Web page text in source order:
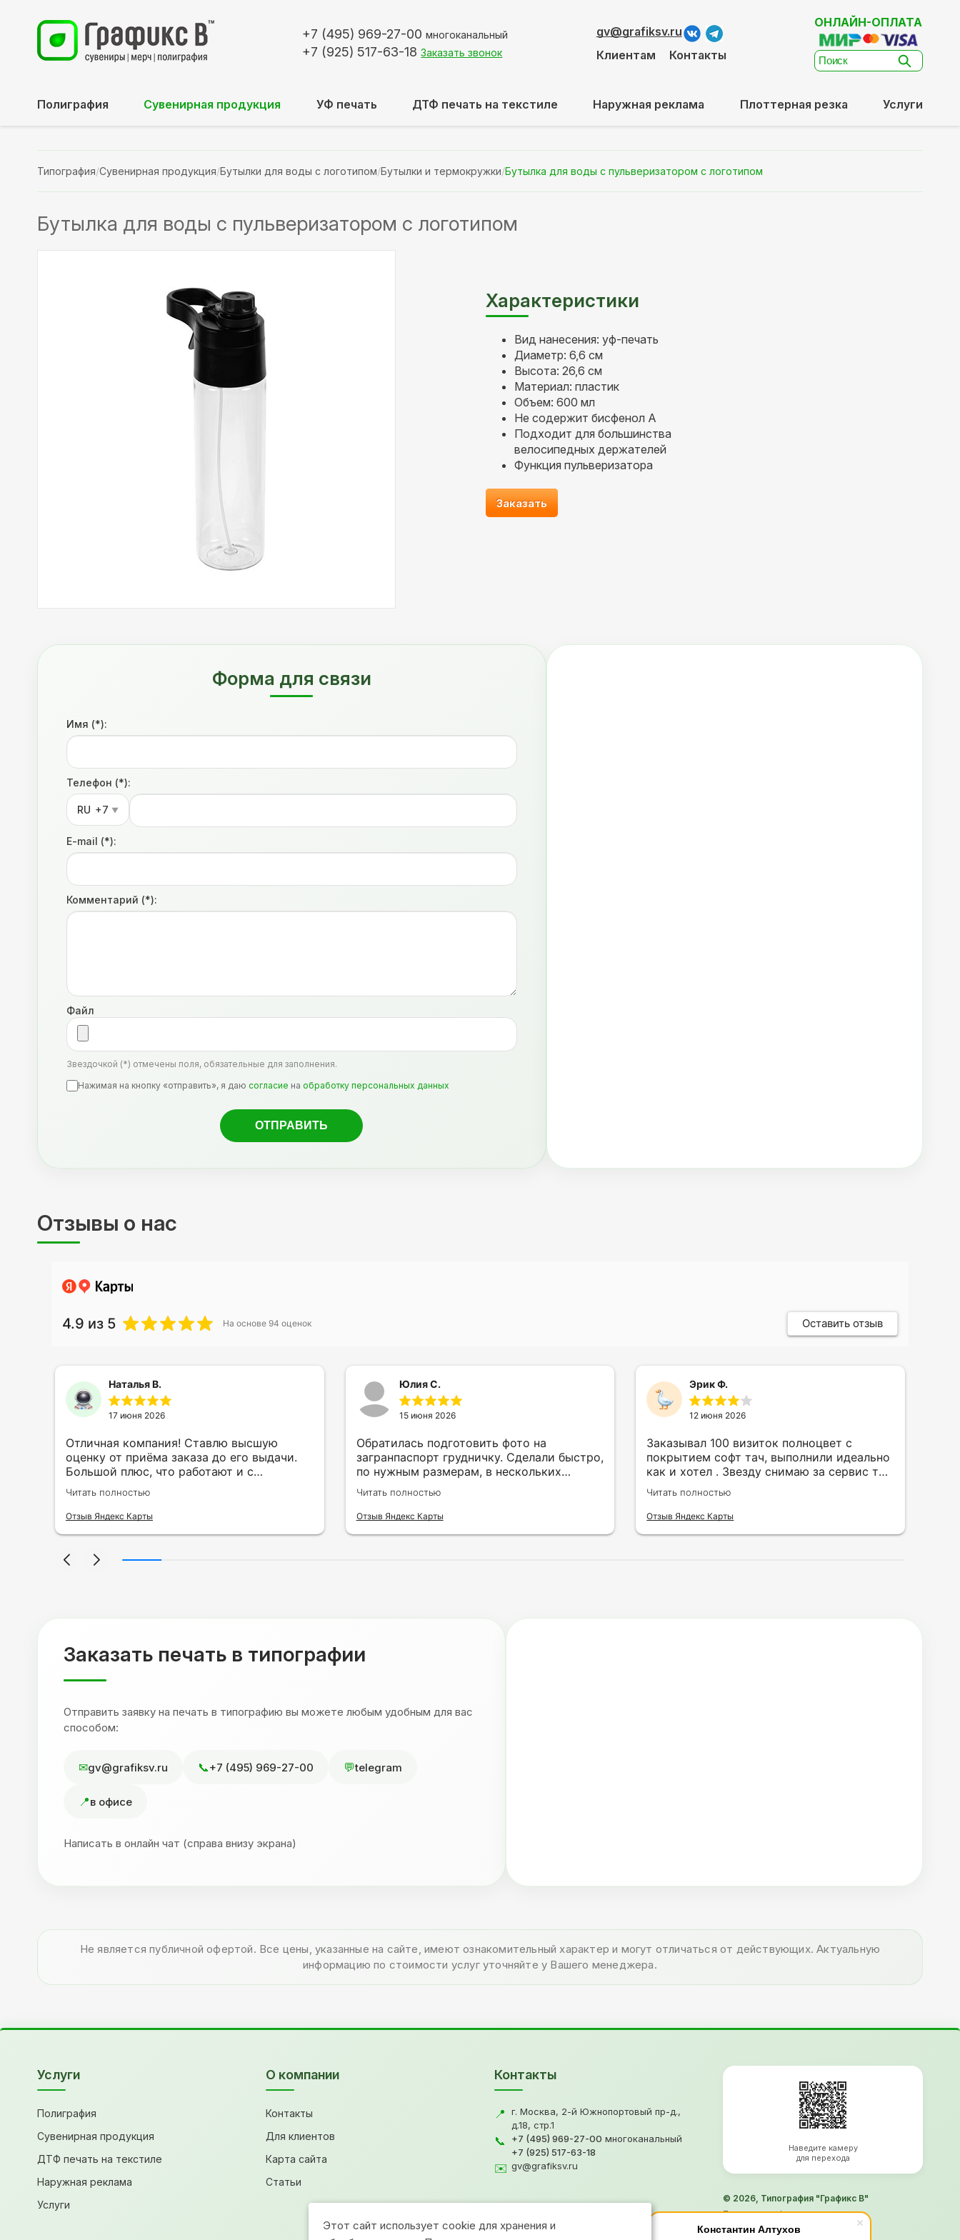
Константин Алтухов
+7 (495) 969-27-00 многоканальный
+7 (925) 517-63-18 Заказать звонок
gv@grafiksv.ru
Клиентам
Контакты
ОНЛАЙН-ОПЛАТА
Полиграфия Сувенирная продукция УФ печать ДТФ печать на текстиле Наружная реклама Плоттерная резка Услуги
Типография/Сувенирная продукция/Бутылки для воды с логотипом/Бутылки и термокружки/Бутылка для воды с пульверизатором с логотипом
Бутылка для воды с пульверизатором с логотипом
Характеристики
Вид нанесения: уф-печать
Диаметр: 6,6 см
Высота: 26,6 см
Материал: пластик
Объем: 600 мл
Не содержит бисфенол А
Подходит для большинства
велосипедных держателей
Функция пульверизатора
Заказать
Форма для связи
Имя (*):
Телефон (*):
RU +7 ▼
E-mail (*):
Комментарий (*):
Файл
Звездочкой (*) отмечены поля, обязательные для заполнения.
Нажимая на кнопку «отправить», я даю согласие на обработку персональных данных
Отзывы о нас
4.9 из 5 На основе 94 оценок Оставить отзыв
Наталья В.
17 июня 2026
Отличная компания! Ставлю высшую
оценку от приёма заказа до его выдачи.
Большой плюс, что работают и с
индивидуальными заказами. Нелбходимо
было нанести принт на кружку в подарок.
Заказ был исполнен оперативно и ооочень
спасибо Евгении за терпеливость,
Читать полностью
Отзыв Яндекс Карты
Юлия С.
15 июня 2026
Обратилась подготовить фото на
загранпаспорт грудничку. Сделали быстро,
по нужным размерам, в нескольких
вариантах и цветах.
Читать полностью
Отзыв Яндекс Карты
Эрик Ф.
12 июня 2026
Заказывал 100 визиток полноцвет с
покрытием софт тач, выполнили идеально
как и хотел . Звезду снимаю за сервис так
как в первый день приехал за 30 мин до
закрытия а на месте никого не было.
Читать полностью
Отзыв Яндекс Карты
Заказать печать в типографии
Отправить заявку на печать в типографию вы можете любым удобным для вас
способом:
gv@grafiksv.ru +7 (495) 969-27-00 telegram
в офисе
Написать в онлайн чат (справа внизу экрана)
Не является публичной офертой. Все цены, указанные на сайте, имеют ознакомительный характер и могут отличаться от действующих. Актуальную
информацию по стоимости услуг уточняйте у Вашего менеджера.
Услуги
Полиграфия
Сувенирная продукция
ДТФ печать на текстиле
Наружная реклама
Услуги
О компании
Контакты
Для клиентов
Карта сайта
Статьи
Контакты
📍
г. Москва, 2-й Южнопортовый пр-д.,
д.18, стр.1
📞 +7 (495) 969-27-00 многоканальный
+7 (925) 517-63-18
✉️ gv@grafiksv.ru
Наведите камеру
для перехода
© 2026, Типография "Графикс В"
Политика конфиденциальности
Согласие на обработку ПД
Информация не является офертой
Этот сайт использует cookie для хранения и